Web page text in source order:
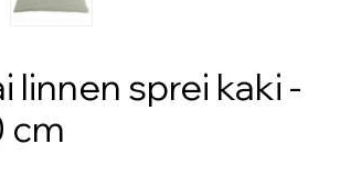
linnen sprei kaki -
cm